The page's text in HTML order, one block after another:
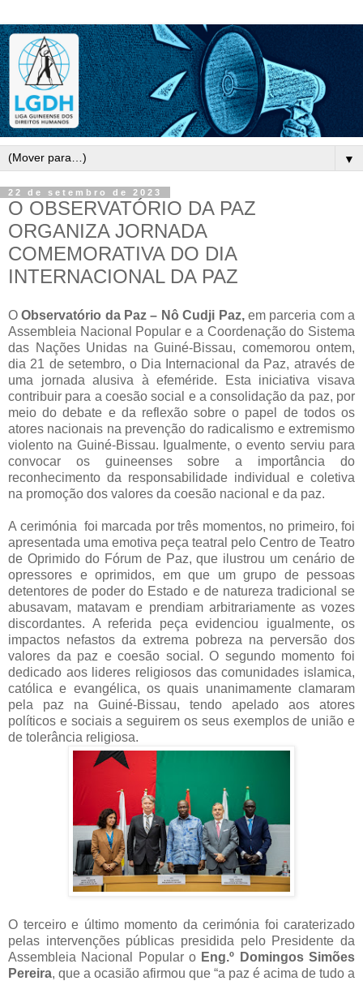
▼
22 de setembro de 2023
O OBSERVATÓRIO DA PAZ
ORGANIZA JORNADA
COMEMORATIVA DO DIA
INTERNACIONAL DA PAZ
OObservatório da Paz – Nô Cudji Paz,em parceria com a
Assembleia Nacional Popular e a Coordenação do Sistema
das Nações Unidas na Guiné-Bissau, comemorou ontem,
dia 21 de setembro, o Dia Internacional da Paz, através de
uma jornada alusiva à efeméride. Esta iniciativa visava
contribuir para a coesão social e a consolidação da paz, por
meio do debate e da reflexão sobre o papel de todos os
atores nacionais na prevenção do radicalismo e extremismo
violento na Guiné-Bissau. Igualmente, o evento serviu para
convocar os guineenses sobre a importância do
reconhecimento da responsabilidade individual e coletiva
na promoção dos valores da coesão nacional e da paz.
A cerimónia foi marcada por três momentos, no primeiro, foi
apresentada uma emotiva peça teatral pelo Centro de Teatro
de Oprimido do Fórum de Paz, que ilustrou um cenário de
opressores e oprimidos, em que um grupo de pessoas
detentores de poder do Estado e de natureza tradicional se
abusavam, matavam e prendiam arbitrariamente as vozes
discordantes. A referida peça evidenciou igualmente, os
impactos nefastos da extrema pobreza na perversão dos
valores da paz e coesão social. O segundo momento foi
dedicado aos lideres religiosos das comunidades islamica,
católica e evangélica, os quais unanimamente clamaram
pela paz na Guiné-Bissau, tendo apelado aos atores
políticos e sociais a seguirem os seus exemplos de união e
de tolerância religiosa.
O terceiro e último momento da cerimónia foi caraterizado
pelas intervenções públicas presidida pelo Presidente da
Assembleia Nacional Popular o Eng.º Domingos Simões
Pereira, que a ocasião afirmou que “a paz é acima de tudo a